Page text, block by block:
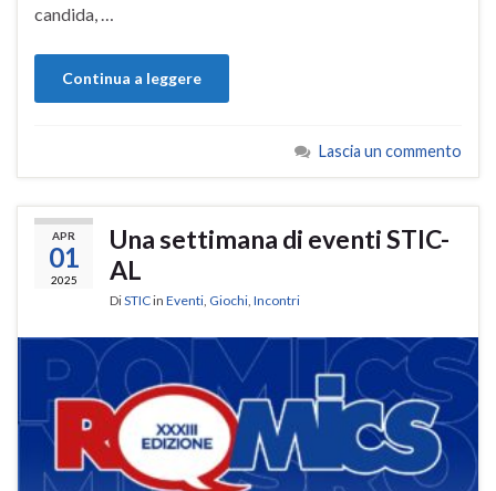
candida, …
Continua a leggere
Lascia un commento
APR
01
2025
Una settimana di eventi STIC-
AL
DiSTICin Eventi, Giochi, Incontri